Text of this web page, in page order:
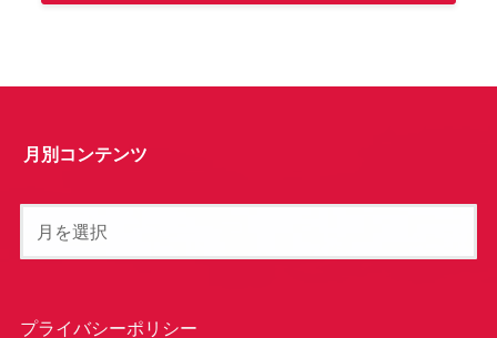
月別コンテンツ
プライバシーポリシー